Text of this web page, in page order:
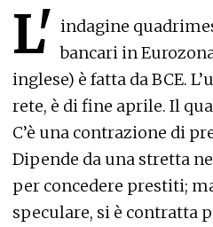
L' indagine
bancari in
inglese) è fatta da BCE.
rete, è di fine aprile. Il
C’è una contrazione di
Dipende da una stretta
per concedere prestiti;
speculare, si è contratta